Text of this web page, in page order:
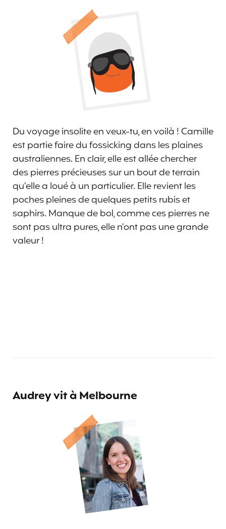
Du voyage insolite en veux-tu, en voilà ! Camille
est partie faire du fossicking dans les plaines
australiennes. En clair, elle est allée chercher
des pierres précieuses sur un bout de terrain
qu’elle a loué à un particulier. Elle revient les
poches pleines de quelques petits rubis et
saphirs. Manque de bol, comme ces pierres ne
sont pas ultra pures, elle n’ont pas une grande
valeur !
Audrey vit à Melbourne